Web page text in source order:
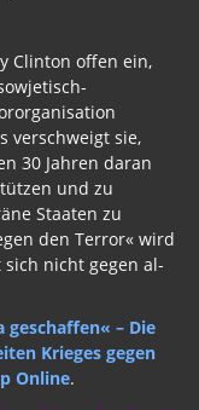
Clinton offen ein,
verschweigt sie,
30 Jahren daran
und zu
Staaten zu
den Terror« wird
nicht gegen al-
– Die
Krieges gegen
Online.